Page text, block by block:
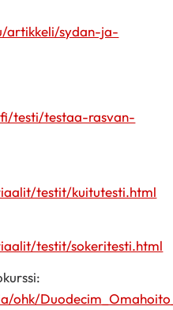
artikkeli/sydan-ja-
testi/testaa-rasvan-
testit/kuitutesti.html
testit/sokeritesti.html
ohk/